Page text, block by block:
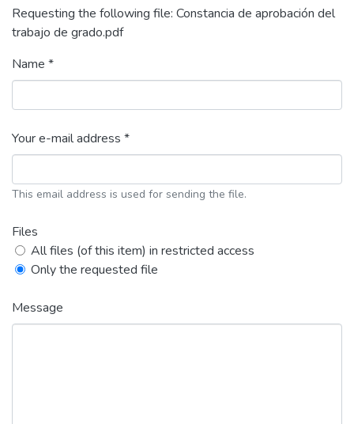
Requesting the following file: Constancia de aprobación del
trabajo de grado.pdf
Name *
Your e-mail address *
This email address is used for sending the file.
Files
All files (of this item) in restricted access
Only the requested file
Message